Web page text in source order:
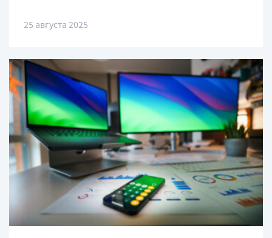
25 августа 2025